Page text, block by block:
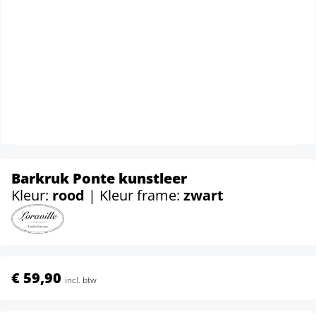
Barkruk Ponte kunstleer
Kleur: rood | Kleur frame: zwart
€ 59,90 incl. btw